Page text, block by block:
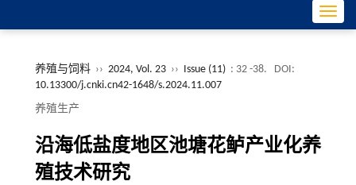
养殖与饲料 ›› 2024, Vol. 23 ›› Issue (11) : 32 -38.
DOI:
10.13300/j.cnki.cn42-1648/s.2024.11.007
养殖生产
沿海低盐度地区池塘花鲈产业化养
殖技术研究